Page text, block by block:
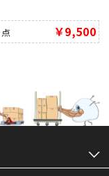
点 ￥9,500